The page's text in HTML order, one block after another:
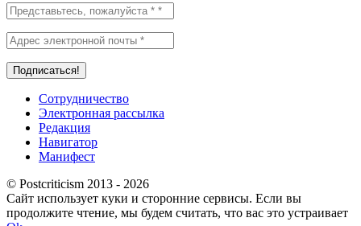
Сотрудничество
Электронная рассылка
Редакция
Навигатор
Манифест
© Postcriticism 2013 - 2026
Сайт использует куки и сторонние сервисы. Если вы
продолжите чтение, мы будем считать, что вас это устраивает